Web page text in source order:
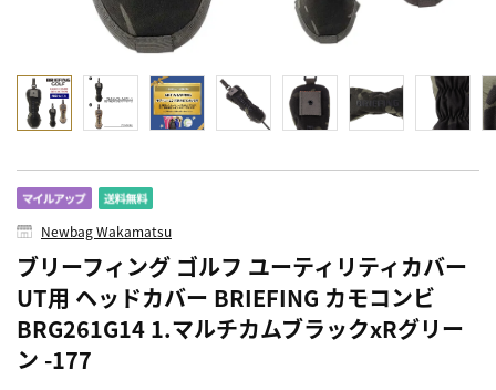
Newbag Wakamatsu
ブリーフィング ゴルフ ユーティリティカバー
UT用 ヘッドカバー BRIEFING カモコンビ
BRG261G14 1.マルチカムブラックxRグリー
ン -177